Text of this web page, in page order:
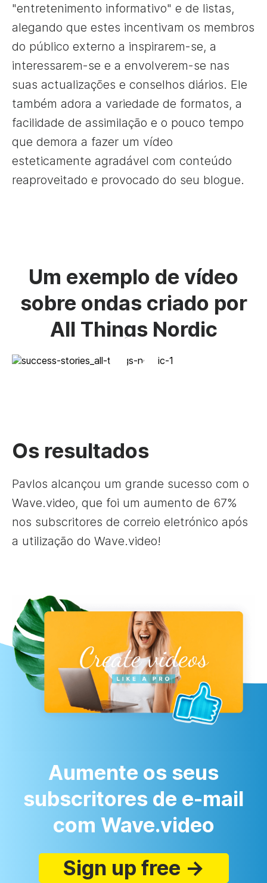
"entretenimento informativo" e de listas,
alegando que estes incentivam os membros
do público externo a inspirarem-se, a
interessarem-se e a envolverem-se nas
suas actualizações e conselhos diários. Ele
também adora a variedade de formatos, a
facilidade de assimilação e o pouco tempo
que demora a fazer um vídeo
esteticamente agradável com conteúdo
reaproveitado e provocado do seu blogue.
Um exemplo de vídeo
sobre ondas criado por
All Things Nordic
Os resultados
Pavlos alcançou um grande sucesso com o
Wave.video, que foi um aumento de 67%
nos subscritores de correio eletrónico após
a utilização do Wave.video!
Aumente os seus
subscritores de e-mail
com Wave.video
Sign up free →